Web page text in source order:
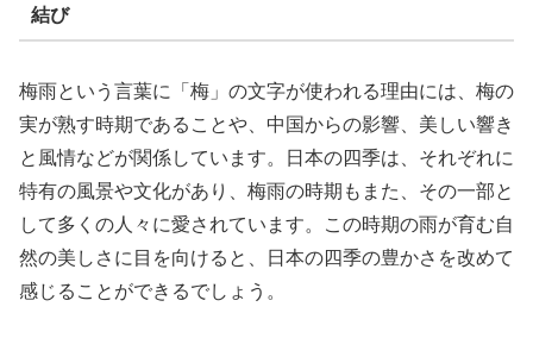
結び
梅雨という言葉に「梅」の文字が使われる理由には、梅の
実が熟す時期であることや、中国からの影響、美しい響き
と風情などが関係しています。日本の四季は、それぞれに
特有の風景や文化があり、梅雨の時期もまた、その一部と
して多くの人々に愛されています。この時期の雨が育む自
然の美しさに目を向けると、日本の四季の豊かさを改めて
感じることができるでしょう。